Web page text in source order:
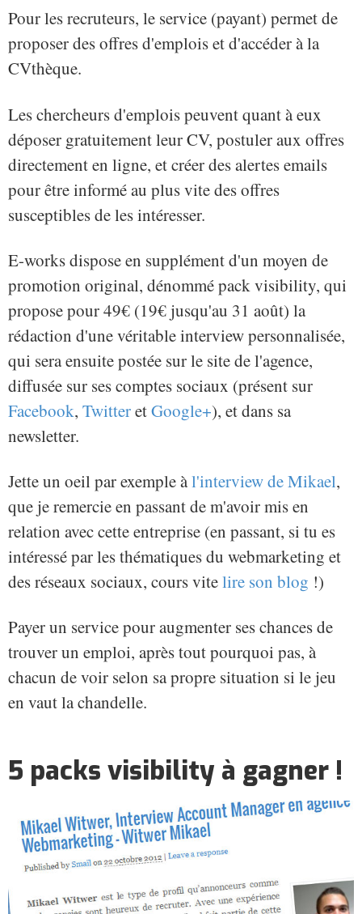
Pour les recruteurs, le service (payant) permet de
proposer des offres d'emplois et d'accéder à la
CVthèque.
Les chercheurs d'emplois peuvent quant à eux
déposer gratuitement leur CV, postuler aux offres
directement en ligne, et créer des alertes emails
pour être informé au plus vite des offres
susceptibles de les intéresser.
E-works dispose en supplément d'un moyen de
promotion original, dénommé pack visibility, qui
propose pour 49€ (19€ jusqu'au 31 août) la
rédaction d'une véritable interview personnalisée,
qui sera ensuite postée sur le site de l'agence,
diffusée sur ses comptes sociaux (présent sur
Facebook, TwitteretGoogle+), et dans sa
newsletter.
Jette un oeil par exemple àl'interview de Mikael,
que je remercie en passant de m'avoir mis en
relation avec cette entreprise (en passant, si tu es
intéressé par les thématiques du webmarketing et
des réseaux sociaux, cours vitelire son blog !)
Payer un service pour augmenter ses chances de
trouver un emploi, après tout pourquoi pas, à
chacun de voir selon sa propre situation si le jeu
en vaut la chandelle.
5 packs visibility à gagner !